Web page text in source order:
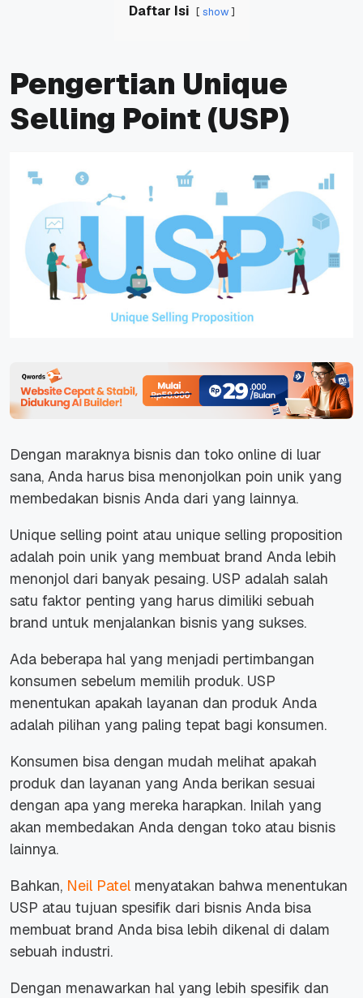
Daftar Isi show
Pengertian Unique
Selling Point (USP)
Dengan maraknya bisnis dan toko online di luar
sana, Anda harus bisa menonjolkan poin unik yang
membedakan bisnis Anda dari yang lainnya.
Unique selling point atau unique selling proposition
adalah poin unik yang membuat brand Anda lebih
menonjol dari banyak pesaing. USP adalah salah
satu faktor penting yang harus dimiliki sebuah
brand untuk menjalankan bisnis yang sukses.
Ada beberapa hal yang menjadi pertimbangan
konsumen sebelum memilih produk. USP
menentukan apakah layanan dan produk Anda
adalah pilihan yang paling tepat bagi konsumen.
Konsumen bisa dengan mudah melihat apakah
produk dan layanan yang Anda berikan sesuai
dengan apa yang mereka harapkan. Inilah yang
akan membedakan Anda dengan toko atau bisnis
lainnya.
Bahkan, Neil Patel menyatakan bahwa menentukan
USP atau tujuan spesifik dari bisnis Anda bisa
membuat brand Anda bisa lebih dikenal di dalam
sebuah industri.
Dengan menawarkan hal yang lebih spesifik dan